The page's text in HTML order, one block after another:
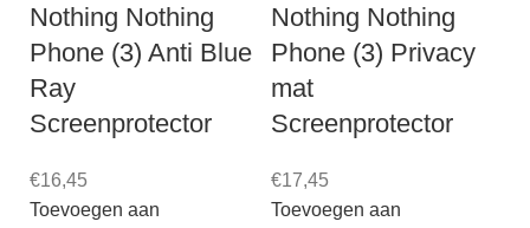
Nothing Nothing
Phone (3) Anti Blue
Ray
Screenprotector
€16,45
Toevoegen aan
Nothing Nothing
Phone (3) Privacy
mat
Screenprotector
€17,45
Toevoegen aan